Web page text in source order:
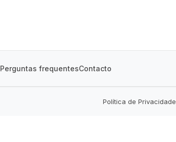
Perguntas frequentesContacto
Política de Privacidade